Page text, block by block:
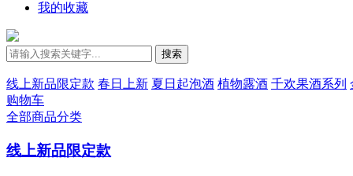
我的收藏
搜索
线上新品限定款 春日上新 夏日起泡酒 植物露酒 千欢果酒系列
购物车
全部商品分类
线上新品限定款